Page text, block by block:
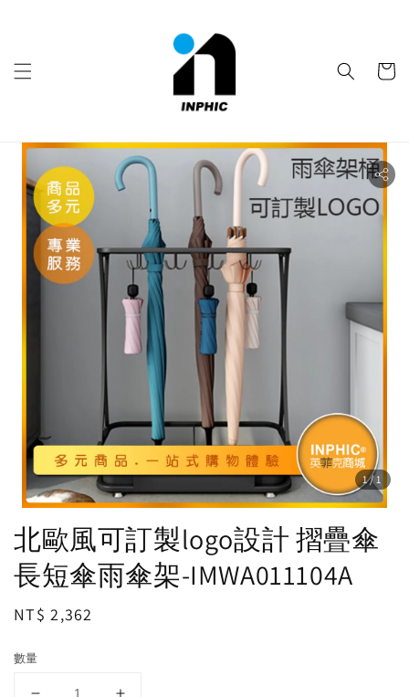
1/1
北歐風可訂製logo設計 摺疊傘
長短傘雨傘架-IMWA011104A
Regular
NT$ 2,362
數量